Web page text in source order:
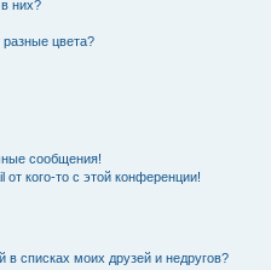
них?
цвета?
сообщения!
кого-то с этой конференции!
в списках моих друзей и недругов?